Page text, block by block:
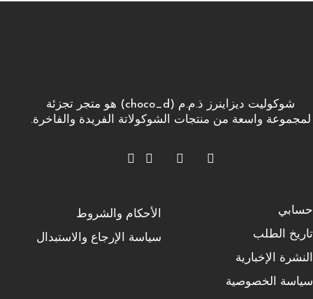
شوكوليت ديزاينرز ذ.م.م (choco_d) هو متجر تجزئة
لمجموعة واسعة من منتجات الشوكولاتة الفريدة والفاخرة.
حسابي
تاريخ الطلب
النشرة الإخبارية
سياسة الخصوصية
الأحكام والشروط
سياسة الإرجاع والاستبدال